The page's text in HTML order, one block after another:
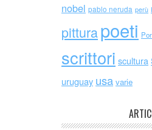
nobel pablo neruda perù
pitturapoeti
scrittori scultura
uruguay usa varie